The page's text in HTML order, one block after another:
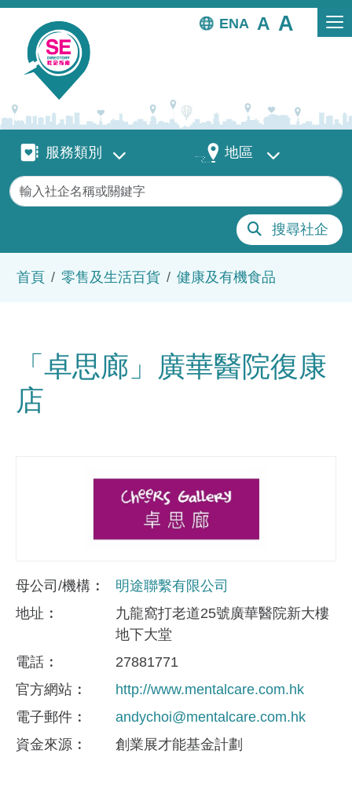
移至主內容
EN
服務類別服務類別 地區 地區
關鍵字
搜尋社企
首頁 零售及生活百貨 健康及有機食品
「卓思廊」廣華醫院復康
店
母公司/機構
明途聯繫有限公司
地址
九龍窩打老道25號廣華醫院新大樓
地下大堂
電話
27881771
官方網站
http://www.mentalcare.com.hk
電子郵件
andychoi@mentalcare.com.hk
資金來​源
創業展才能基金計劃